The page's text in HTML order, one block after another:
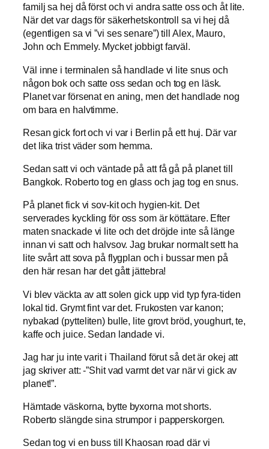
familj sa hej då först och vi andra satte oss och åt lite.
När det var dags för säkerhetskontroll sa vi hej då
(egentligen sa vi ”vi ses senare”) till Alex, Mauro,
John och Emmely. Mycket jobbigt farväl.
Väl inne i terminalen så handlade vi lite snus och
någon bok och satte oss sedan och tog en läsk.
Planet var försenat en aning, men det handlade nog
om bara en halvtimme.
Resan gick fort och vi var i Berlin på ett huj. Där var
det lika trist väder som hemma.
Sedan satt vi och väntade på att få gå på planet till
Bangkok. Roberto tog en glass och jag tog en snus.
På planet fick vi sov-kit och hygien-kit. Det
serverades kyckling för oss som är köttätare. Efter
maten snackade vi lite och det dröjde inte så länge
innan vi satt och halvsov. Jag brukar normalt sett ha
lite svårt att sova på flygplan och i bussar men på
den här resan har det gått jättebra!
Vi blev väckta av att solen gick upp vid typ fyra-tiden
lokal tid. Grymt fint var det. Frukosten var kanon;
nybakad (pytteliten) bulle, lite grovt bröd, youghurt, te,
kaffe och juice. Sedan landade vi.
Jag har ju inte varit i Thailand förut så det är okej att
jag skriver att: -”Shit vad varmt det var när vi gick av
planet!”.
Hämtade väskorna, bytte byxorna mot shorts.
Roberto slängde sina strumpor i papperskorgen.
Sedan tog vi en buss till Khaosan road där vi